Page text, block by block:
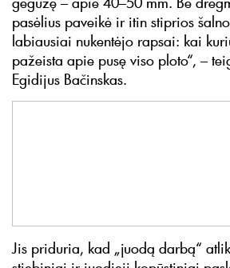
pasėlius paveikė ir itin stiprios
labiausiai nukentėjo rapsai: kai
pažeista apie pusę viso ploto“, –
Egidijus Bačinskas.
Jis priduria, kad „juodą darbą“